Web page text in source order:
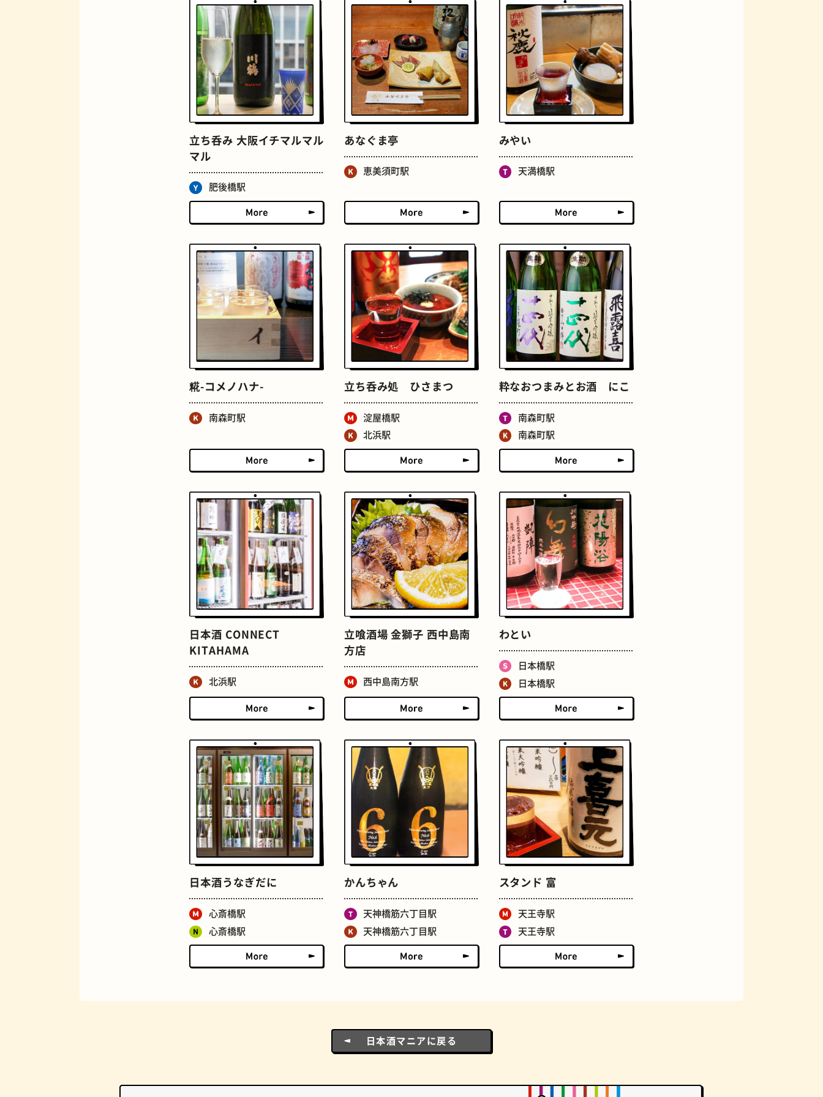
おいもスイーツ 文学碑 ジェラート
ジューススタンド たまごサンド 文房具 おにぎり
らせん階段
ロイヤルミルクティー ストリートアート グラススイーツ
ドーナツ 町焼肉 アーケード
立ち呑み 大阪イチマルマル
マル
肥後橋駅
あなぐま亭
恵美須町駅
みやい
天満橋駅
糀-コメノハナ-
南森町駅
立ち呑み処 ひさまつ
淀屋橋駅
北浜駅
粋なおつまみとお酒 にこ
南森町駅
南森町駅
日本酒 CONNECT
KITAHAMA
北浜駅
立喰酒場 金獅子 西中島南
方店
西中島南方駅
わとい
日本橋駅
日本橋駅
日本酒うなぎだに
心斎橋駅
心斎橋駅
かんちゃん
天神橋筋六丁目駅
天神橋筋六丁目駅
スタンド 富
天王寺駅
天王寺駅
日本酒マニアに戻る